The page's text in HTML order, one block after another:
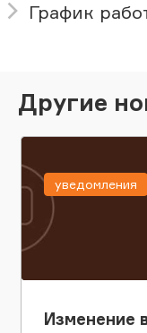
График
Другие
Изменение
уведомления